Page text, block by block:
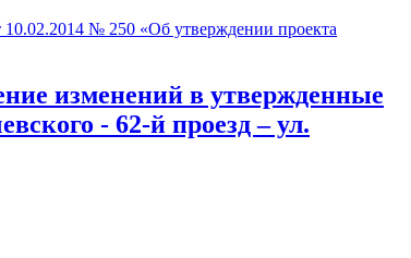
№ 250 «Об утверждении проекта
изменений в утвержденные
- 62-й проезд – ул.